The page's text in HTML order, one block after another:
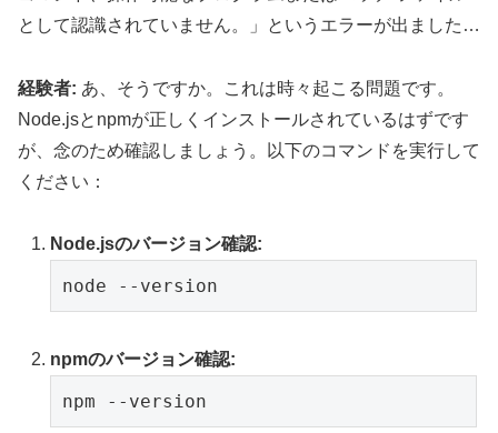
として認識されていません。」というエラーが出ました…
経験者: あ、そうですか。これは時々起こる問題です。
Node.jsとnpmが正しくインストールされているはずです
が、念のため確認しましょう。以下のコマンドを実行して
ください：
Node.jsのバージョン確認:
npmのバージョン確認: